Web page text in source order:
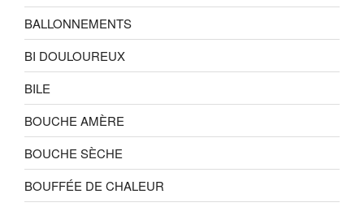
BALLONNEMENTS
BI DOULOUREUX
BILE
BOUCHE AMÈRE
BOUCHE SÈCHE
BOUFFÉE DE CHALEUR